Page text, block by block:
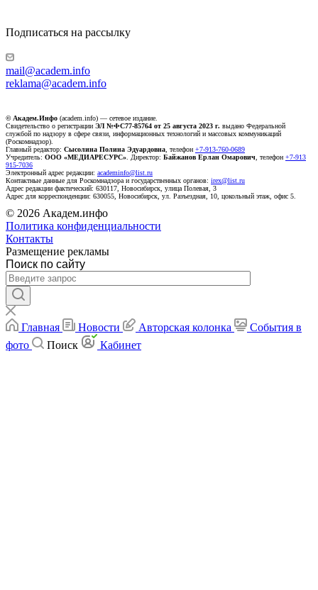
Подписаться на рассылку
mail@academ.info
reklama@academ.info
© Академ.Инфо (academ.info) — сетевое издание.
Свидетельство о регистрации ЭЛ №ФС77-85764 от 25 августа 2023 г. выдано Федеральной
службой по надзору в сфере связи, информационных технологий и массовых коммуникаций
(Роскомнадзор).
Главный редактор: Сысолина Полина Эдуардовна , телефон +7-913-760-0689
Учредитель: ООО «МЕДИАРЕСУРС» . Директор: Байжанов Ерлан Омарович , телефон +7-913
915-7036
Электронный адрес редакции: academinfo@list.ru
Контактные данные для Роскомнадзора и государственных органов: irex@list.ru
Адрес редакции фактический: 630117, Новосибирск, улица Полевая, 3
Адрес для корреспонденции: 630055, Новосибирск, ул. Разъездная, 10, цокольный этаж, офис 5.
© 2026 Академ.инфо
Политика конфиденциальности
Контакты
Размещение рекламы
Поиск по сайту
Главная Новости Авторская колонка
События в
фото
Поиск Кабинет